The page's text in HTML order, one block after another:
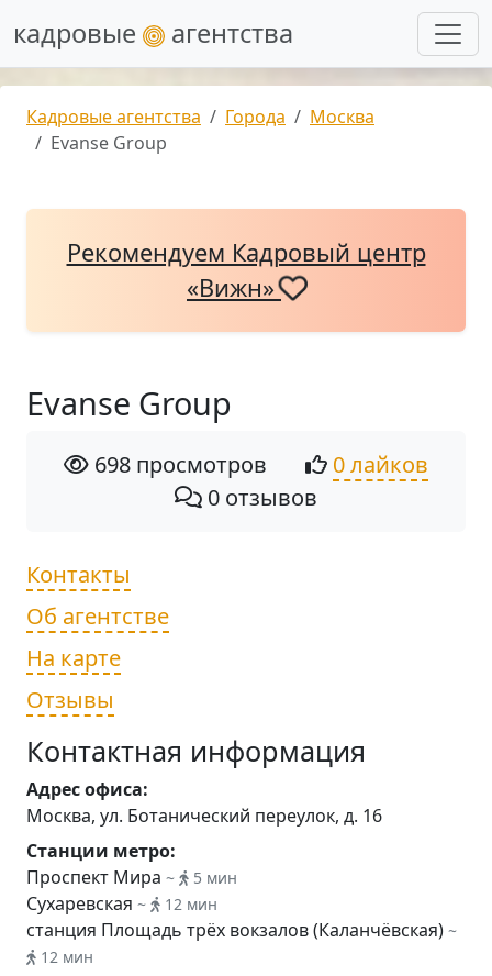
кадровые агентства
Кадровые агентства Города
Москва
Evanse Group
Рекомендуем Кадровый центр
«Вижн»
Evanse Group
698 просмотров
0 лайков
0 отзывов
Контакты
Об агентстве
На карте
Отзывы
Контактная информация
Адрес офиса:
Москва, ул. Ботанический переулок, д. 16
Станции метро:
Проспект Мира ~ 5 мин
Сухаревская ~ 12 мин
станция Площадь трёх вокзалов (Каланчёвская) ~
12 мин